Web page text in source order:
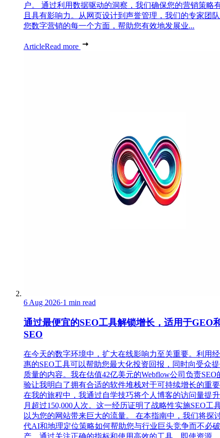
户。 通过利用数据驱动的洞察，我们确保您的营销策略
且具有影响力。从网页设计到声誉管理，我们的专家团
您数字营销的每一个方面，帮助您有效地发展业...
ArticleRead more
6 Aug 2026·1 min read
通过最便宜的SEO工具解锁增长，适用于GEO
SEO
在今天的数字环境中，扩大在线影响力至关重要。利用
惠的SEO工具可以帮助您最大化投资回报，同时向受众
质量的内容。我在估值42亿美元的Webflow公司负责SEO
验让我明白了拥有合适的软件堆栈对于可持续增长的重
在我的旅程中，我通过自学技巧将个人博客的访问量提
月超过150,000人次。这一经历证明了战略性实施SEO工
以为您的网站带来巨大的流量。 在本指南中，我们将探
代AI和地理定位策略如何帮助您与行业巨头竞争而不必破
产。通过关注正确的指标和使用高效的工具，即使资源...